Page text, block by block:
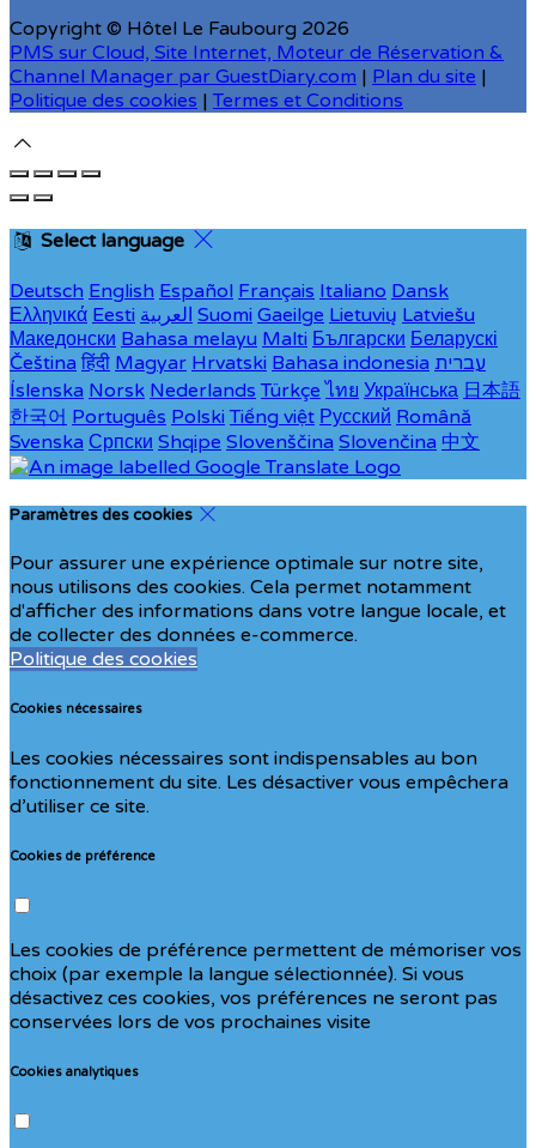
Copyright © Hôtel Le Faubourg 2026
PMS sur Cloud, Site Internet, Moteur de Réservation &
Channel Manager par GuestDiary.com | Plan du site |
Politique des cookies | Termes et Conditions
Select language
Deutsch English Español Français Italiano Dansk
Ελληνικά Eesti العربية Suomi Gaeilge Lietuvių Latviešu
Македонски Bahasa melayu Malti Български Беларускі
Čeština हिंदी Magyar Hrvatski Bahasa indonesia עברית
Íslenska Norsk Nederlands Türkçe ไทย Українська 日本語
한국어 Português Polski Tiếng việt Русский Română
Svenska Српски Shqipe Slovenščina Slovenčina 中文
Paramètres des cookies
Pour assurer une expérience optimale sur notre site,
nous utilisons des cookies. Cela permet notamment
d'afficher des informations dans votre langue locale, et
de collecter des données e-commerce.
Politique des cookies
Cookies nécessaires
Les cookies nécessaires sont indispensables au bon
fonctionnement du site. Les désactiver vous empêchera
d’utiliser ce site.
Cookies de préférence
Les cookies de préférence permettent de mémoriser vos
choix (par exemple la langue sélectionnée). Si vous
désactivez ces cookies, vos préférences ne seront pas
conservées lors de vos prochaines visite
Cookies analytiques